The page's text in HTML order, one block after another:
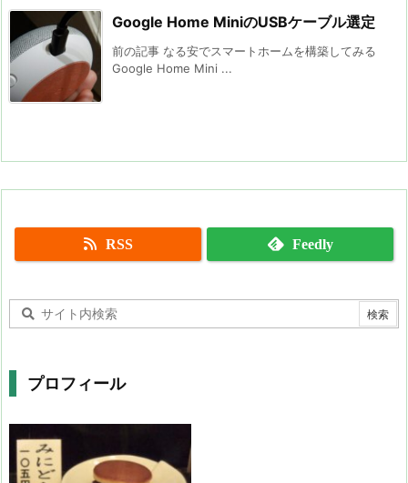
Google Home MiniのUSBケーブル選定
前の記事 なる安でスマートホームを構築してみる
Google Home Mini ...
RSS Feedly
プロフィール